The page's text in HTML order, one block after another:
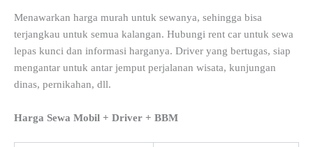
Menawarkan harga murah untuk sewanya, sehingga bisa
terjangkau untuk semua kalangan. Hubungi rent car untuk sewa
lepas kunci dan informasi harganya. Driver yang bertugas, siap
mengantar untuk antar jemput perjalanan wisata, kunjungan
dinas, pernikahan, dll.
Harga Sewa Mobil + Driver + BBM